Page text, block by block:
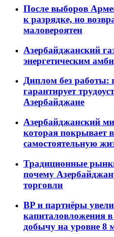
После выборов
к разрядке, но
маловероятен
Азербайджанский
энергетическим
Диплом без работы:
гарантирует
Азербайджане
Азербайджанский
которая покрывает
самостоятельную
Традиционные
почему
торговли
BP и партнёры
капиталовложения
добычу на уровне 8